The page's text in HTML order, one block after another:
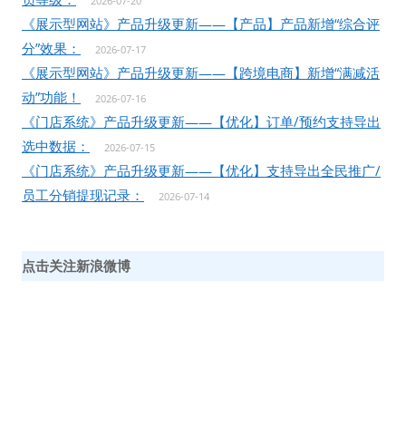
《展示型网站》产品升级更新——【产品】产品新增“综合评
分”效果：
2026-07-17
《展示型网站》产品升级更新——【跨境电商】新增“满减活
动”功能！
2026-07-16
《门店系统》产品升级更新——【优化】订单/预约支持导出
选中数据：
2026-07-15
《门店系统》产品升级更新——【优化】支持导出全民推广/
员工分销提现记录：
2026-07-14
点击关注新浪微博